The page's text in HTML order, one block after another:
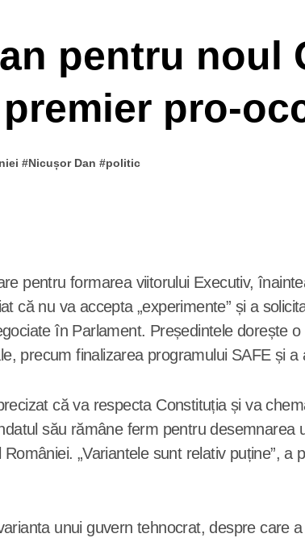
pentru noul
pro-
#Nicușor Dan #politic
pentru formarea viitorului Executiv,
că nu va accepta „experimente” și a
în Parlament. Președintele dorește
precum finalizarea programului SAFE și a
că va respecta Constituția și va
său rămâne ferm pentru desemnarea
„Variantele sunt relativ puține”, a
unui guvern tehnocrat, despre care